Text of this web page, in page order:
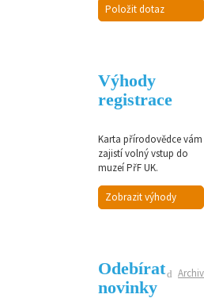
Položit dotaz
Výhody
registrace
Karta přírodovědce vám
zajistí volný vstup do
muzeí PřF UK.
Zobrazit výhody
Archiv
Odebírat
novinky